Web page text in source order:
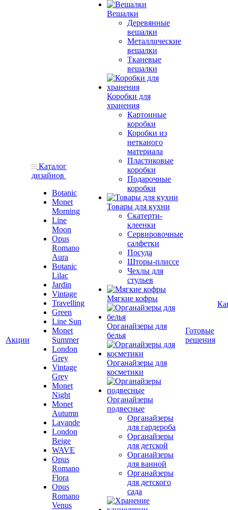
Акции
Каталог
дизайнов
Botanic
Monet
Morning
Line
Moon
Opus
Romano
Aura
Botanic
Lilac
Jardin
Vintage
Travelling
Green
Line Sun
Monet
Summer
London
Grey
Vintage
Grey
Monet
Night
Monet
Autumn
Lavande
London
Beige
WAVE
Opus
Romano
Flora
Opus
Romano
Venus
Вешалки
Деревянные
вешалки
Металлические
вешалки
Тканевые
вешалки
Коробки для
хранения
Картонные
коробки
Коробки из
нетканого
материала
Пластиковые
коробки
Подарочные
коробки
Товары для кухни
Скатерти-
клеенки
Сервировочные
салфетки
Посуда
Шторы-плиссе
Чехлы для
стульев
Мягкие кофры
Органайзеры для
белья
Органайзеры для
косметики
Органайзеры
подвесные
Органайзеры
для гардероба
Органайзеры
для детской
Органайзеры
для ванной
Органайзеры
для детского
сада
Готовые
решения